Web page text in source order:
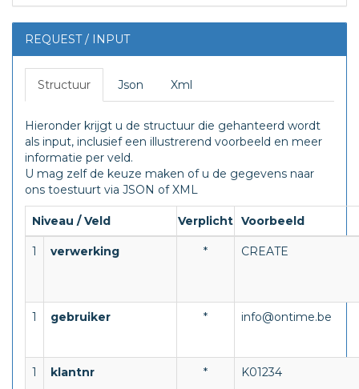
REQUEST / INPUT
Structuur Json Xml
Hieronder krijgt u de structuur die gehanteerd wordt
als input, inclusief een illustrerend voorbeeld en meer
informatie per veld.
U mag zelf de keuze maken of u de gegevens naar
ons toestuurt via JSON of XML
Niveau / Veld Verplicht Voorbeeld
1 verwerking * CREATE
1 gebruiker * info@ontime.be
1 klantnr * K01234